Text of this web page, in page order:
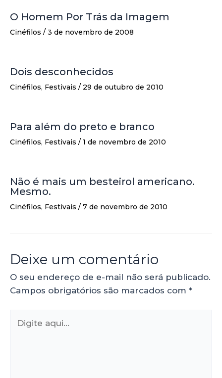
O Homem Por Trás da Imagem
Cinéfilos / 3 de novembro de 2008
Dois desconhecidos
Cinéfilos, Festivais / 29 de outubro de 2010
Para além do preto e branco
Cinéfilos, Festivais / 1 de novembro de 2010
Não é mais um besteirol americano.
Mesmo.
Cinéfilos, Festivais / 7 de novembro de 2010
Deixe um comentário
O seu endereço de e-mail não será publicado.
Campos obrigatórios são marcados com *